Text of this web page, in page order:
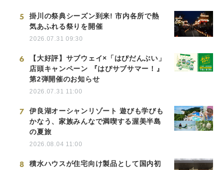
5
掛川の祭典シーズン到来! 市内各所で熱
気あふれる祭りを開催
2026.07.31 09:30
6
【大好評】サブウェイ×「はぴだんぶい」
店頭キャンペーン 『はぴサブサマー！』
第2弾開催のお知らせ
2026.07.31 11:00
7
伊良湖オーシャンリゾート 遊びも学びも
かなう、家族みんなで満喫する渥美半島
の夏旅
2026.08.04 11:00
8 積水ハウスが住宅向け製品として国内初